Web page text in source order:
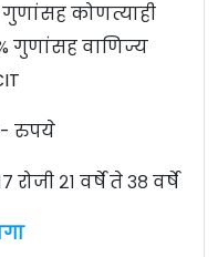
गुणांसह कोणत्याही
गुणांसह वाणिज्य
रुपये
रोजी २१ वर्षे ते ३८ वर्षे